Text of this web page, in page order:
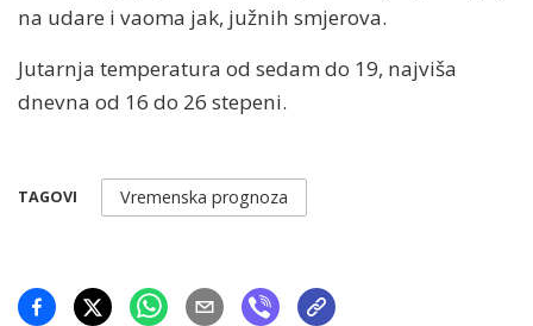
na udare i vaoma jak, južnih smjerova.
Jutarnja temperatura od sedam do 19, najviša
dnevna od 16 do 26 stepeni.
TAGOVI Vremenska prognoza